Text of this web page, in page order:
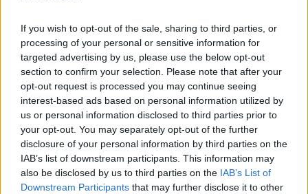
If you wish to opt-out of the sale, sharing to third parties, or
processing of your personal or sensitive information for
targeted advertising by us, please use the below opt-out
section to confirm your selection. Please note that after your
opt-out request is processed you may continue seeing
interest-based ads based on personal information utilized by
us or personal information disclosed to third parties prior to
your opt-out. You may separately opt-out of the further
disclosure of your personal information by third parties on the
IAB’s list of downstream participants. This information may
also be disclosed by us to third parties on the IAB’s List of
Downstream Participants that may further disclose it to other
Mivel a látogatása a zsidó újévre esett, a
szokásnak megfelelően minden fővárosi pláza
zárva volt. Ennek ellenére a sztár miatt külön
kinyitották a legnagyobbat, és vélhetően nem
bánták meg.
Lakosztálya bútorainak több mint
felét ki kellett üríteni azért, hogy